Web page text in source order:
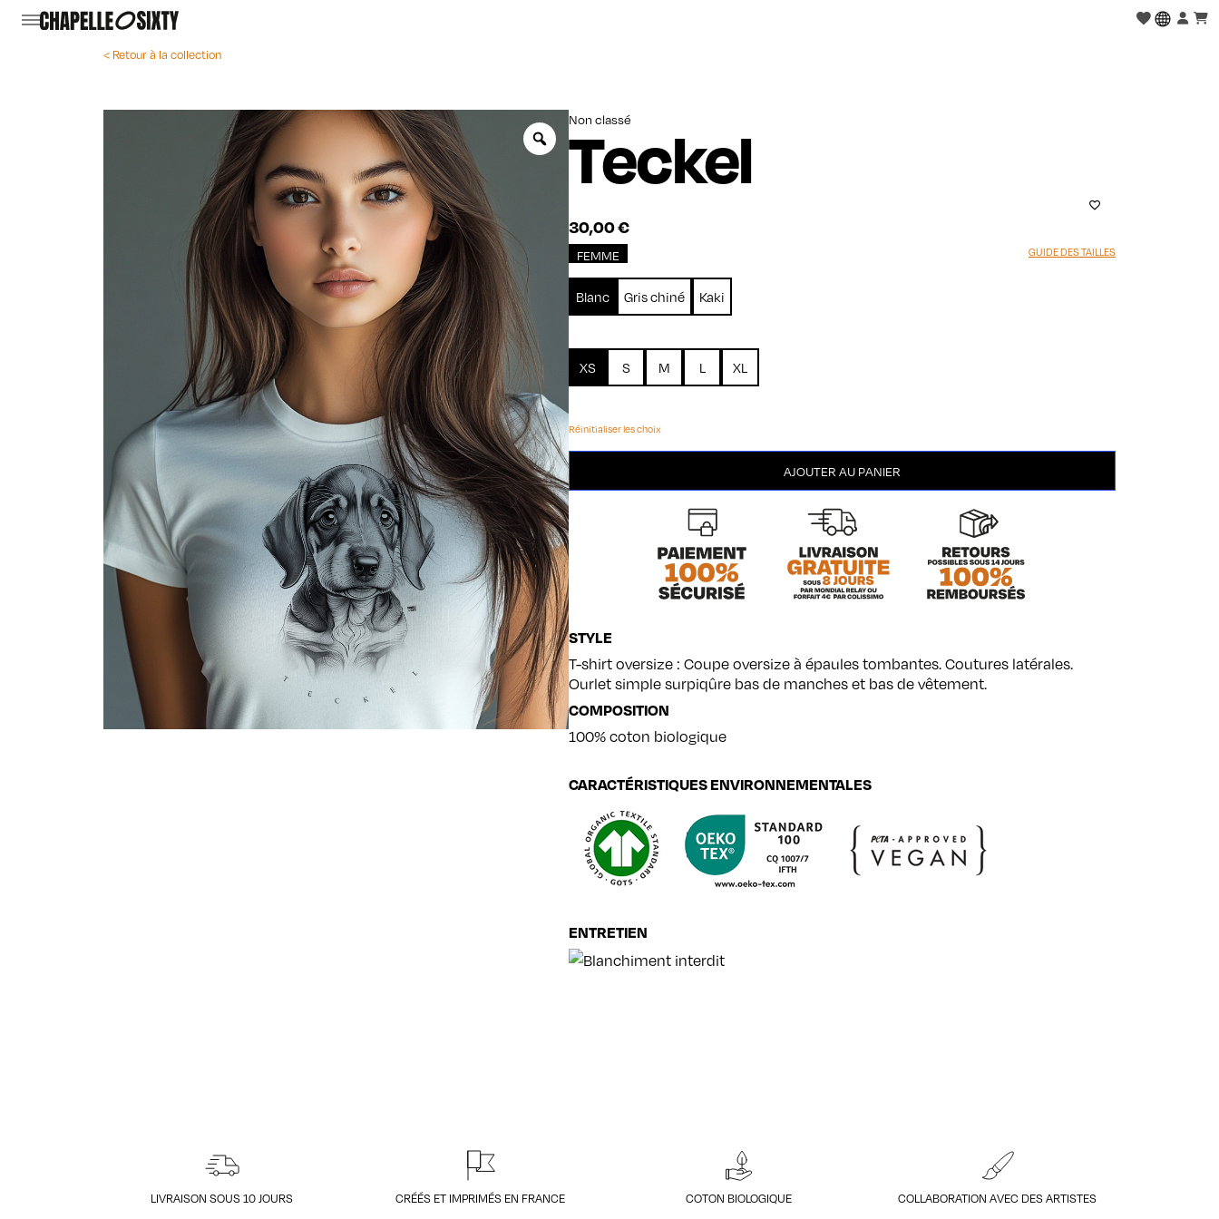
< Retour à la collection
Zoom
Non classé
Teckel
30,00€
GUIDE DES TAILLES
FEMME
Blanc Gris chiné Kaki
XS S M L XL
Réinitialiser les choix
Teckel
AJOUTER AU PANIER
STYLE
T-shirt oversize : Coupe oversize à épaules tombantes. Coutures latérales.
Ourlet simple surpiqûre bas de manches et bas de vêtement.
COMPOSITION
100% coton biologique
CARACTÉRISTIQUES ENVIRONNEMENTALES
ENTRETIEN
LIVRAISON SOUS 10 JOURS CRÉÉS ET IMPRIMÉS EN FRANCE COTON BIOLOGIQUE COLLABORATION AVEC DES ARTISTES